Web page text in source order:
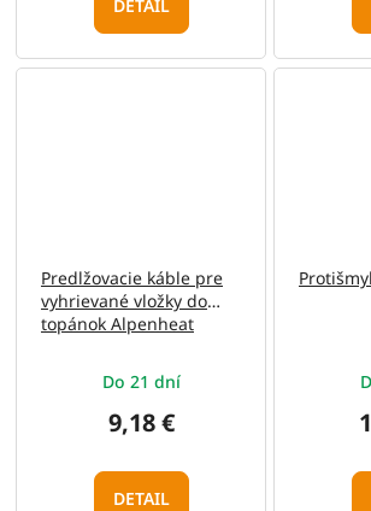
DETAIL
Predlžovacie káble pre
vyhrievané vložky do
topánok Alpenheat
Do 21 dní
9,18 €
DETAIL